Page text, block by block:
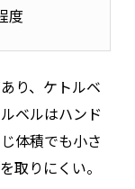
度
り、ケトルベ
ベルはハンド
体積でも小さ
取りにくい。